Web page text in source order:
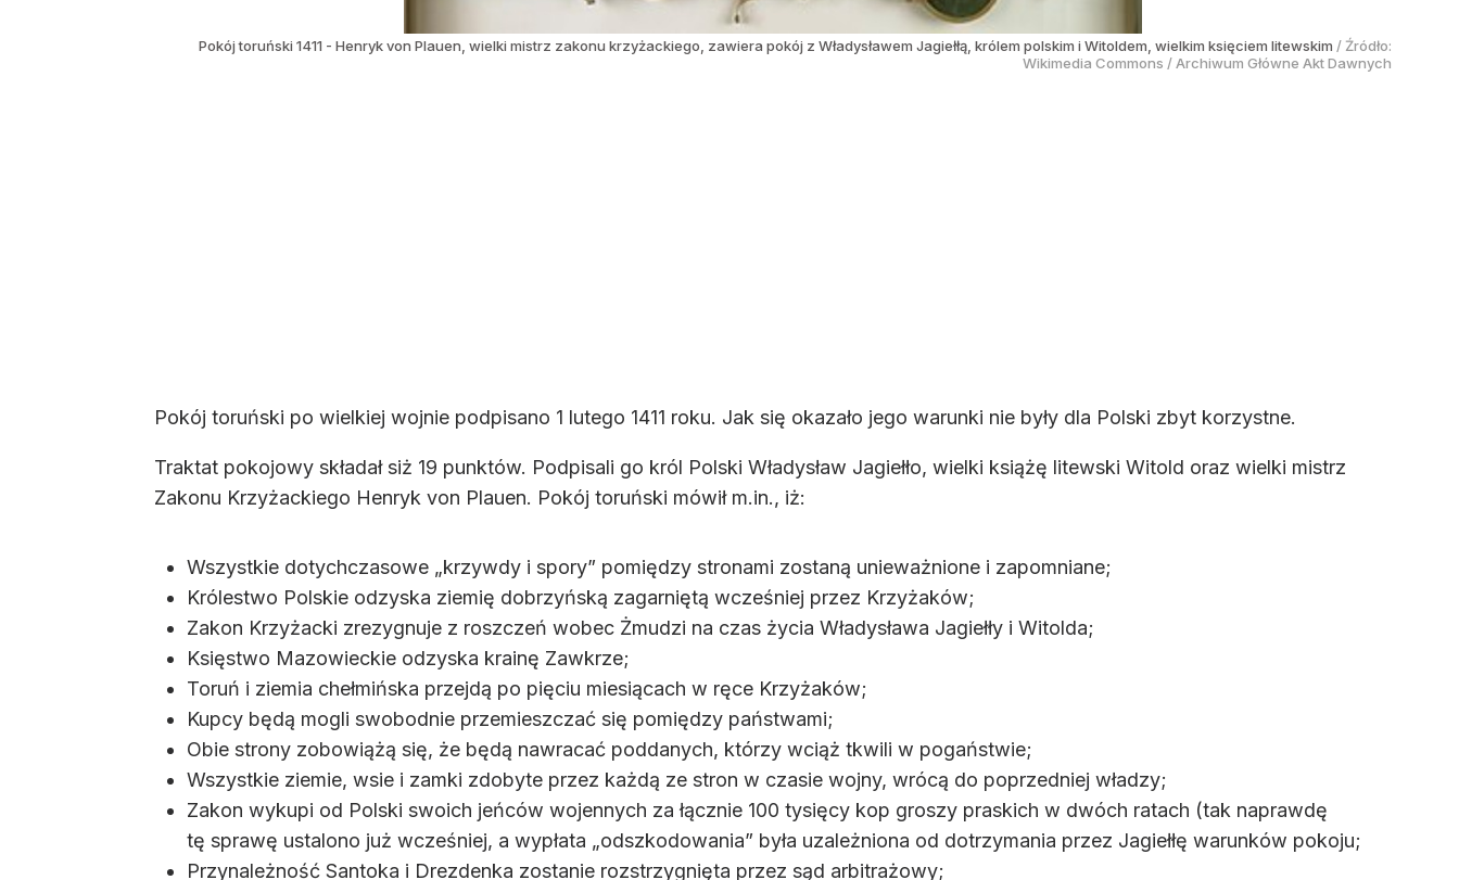
Pokój toruński 1411 - Henryk von Plauen, wielki mistrz zakonu krzyżackiego, zawiera pokój z Władysławem Jagiełłą, królem polskim i Witoldem, wielkim księciem litewskim / Źródło:
Wikimedia Commons /Archiwum Główne Akt Dawnych
Pokój toruński po wielkiej wojnie podpisano 1 lutego 1411 roku. Jak się okazało jego warunki nie były dla Polski zbyt korzystne.
Traktat pokojowy składał siż 19 punktów. Podpisali go król Polski Władysław Jagiełło, wielki książę litewski Witold oraz wielki mistrz
Zakonu Krzyżackiego Henryk von Plauen. Pokój toruński mówił m.in., iż:
Wszystkie dotychczasowe „krzywdy i spory” pomiędzy stronami zostaną unieważnione i zapomniane;
Królestwo Polskie odzyska ziemię dobrzyńską zagarniętą wcześniej przez Krzyżaków;
Zakon Krzyżacki zrezygnuje z roszczeń wobec Żmudzi na czas życia Władysława Jagiełły i Witolda;
Księstwo Mazowieckie odzyska krainę Zawkrze;
Toruń i ziemia chełmińska przejdą po pięciu miesiącach w ręce Krzyżaków;
Kupcy będą mogli swobodnie przemieszczać się pomiędzy państwami;
Obie strony zobowiążą się, że będą nawracać poddanych, którzy wciąż tkwili w pogaństwie;
Wszystkie ziemie, wsie i zamki zdobyte przez każdą ze stron w czasie wojny, wrócą do poprzedniej władzy;
Zakon wykupi od Polski swoich jeńców wojennych za łącznie 100 tysięcy kop groszy praskich w dwóch ratach (tak naprawdę
tę sprawę ustalono już wcześniej, a wypłata „odszkodowania” była uzależniona od dotrzymania przez Jagiełłę warunków pokoju;
Przynależność Santoka i Drezdenka zostanie rozstrzygnięta przez sąd arbitrażowy;